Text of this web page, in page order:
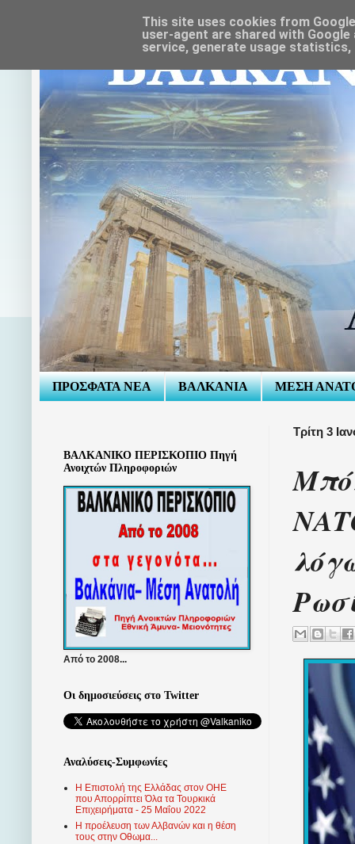
ΠΡΟΣΦΑΤΑ ΝΕΑ ΒΑΛΚΑΝΙΑ ΜΕΣΗ
Τρίτη 3
ΒΑΛΚΑΝΙΚΟ ΠΕΡΙΣΚΟΠΙΟ Πηγή
Ανοιχτών Πληροφοριών
Από το 2008...
Οι δημοσιεύσεις στο Twitter
Αναλύσεις-Συμφωνίες
Η Επιστολή της Ελλάδας στον ΟΗΕ
που Απορρίπτει Όλα τα Τουρκικά
Επιχειρήματα - 25 Μαΐου 2022
Η προέλευση των Αλβανών και η θέση
τους στην Οθωμα...
This site uses cookies from
user-agent are shared with
service, generate usage statistics,